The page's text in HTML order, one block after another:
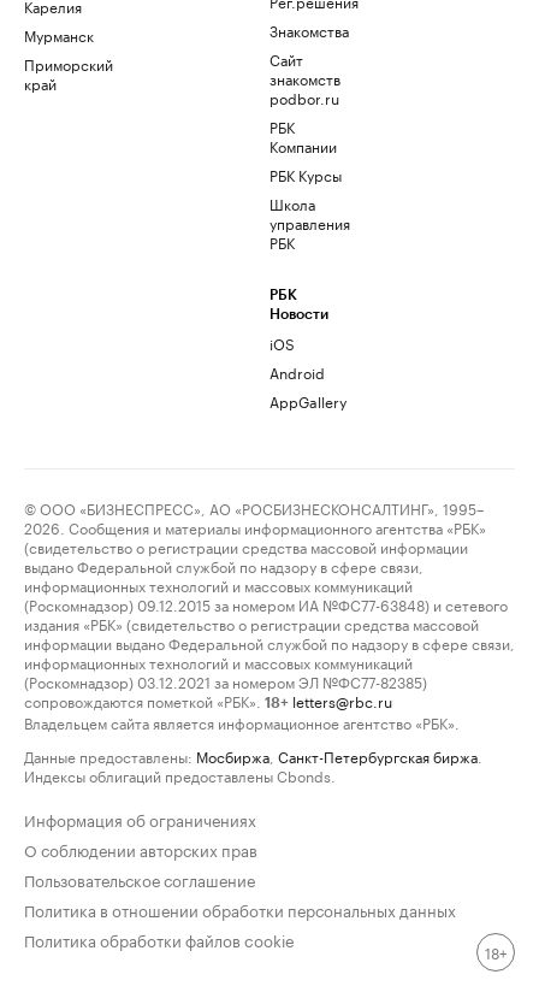
Карелия
Мурманск
Приморский
край
Знакомства
Сайт
знакомств
podbor.ru
РБК
Компании
РБК Курсы
Школа
управления
РБК
РБК
Новости
iOS
Android
AppGallery
© ООО «БИЗНЕСПРЕСС», АО «РОСБИЗНЕСКОНСАЛТИНГ», 1995–
2026. Сообщения и материалы информационного агентства «РБК»
(свидетельство о регистрации средства массовой информации
выдано Федеральной службой по надзору в сфере связи,
информационных технологий и массовых коммуникаций
(Роскомнадзор) 09.12.2015 за номером ИА №ФС77-63848) и сетевого
издания «РБК» (свидетельство о регистрации средства массовой
информации выдано Федеральной службой по надзору в сфере связи,
информационных технологий и массовых коммуникаций
(Роскомнадзор) 03.12.2021 за номером ЭЛ №ФС77-82385)
сопровождаются пометкой «РБК».
18+ letters@rbc.ru
Владельцем сайта является информационное агентство «РБК».
Данные предоставлены: Мосбиржа Санкт-Петербургская биржа
Индексы облигаций предоставлены Cbonds.
Информация об ограничениях
О соблюдении авторских прав
Пользовательское соглашение
Политика в отношении обработки персональных данных
Политика обработки файлов cookie
18+